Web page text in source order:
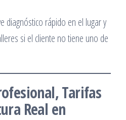
diagnóstico rápido en el lugar y
si el cliente no tiene uno de
Tarifas
Real en